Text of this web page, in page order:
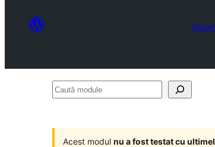
Caută
Acest modul nu a fost testat cu